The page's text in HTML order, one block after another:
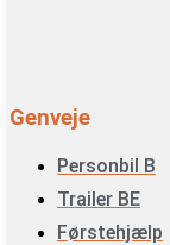
Genveje
Personbil B
Trailer BE
Førstehjælp